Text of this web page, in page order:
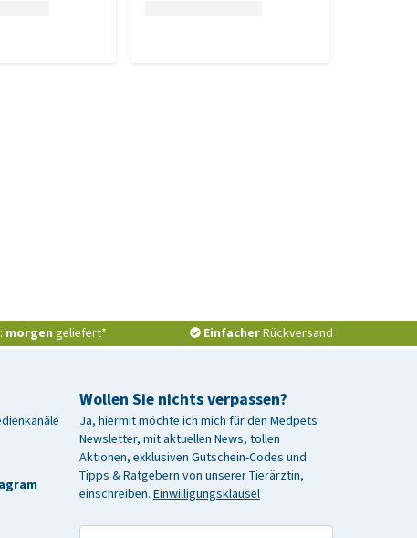
morgen geliefert* EinfacherRückversand
Wollen Sie nichts verpassen?
Ja, hiermit möchte ich mich für den Medpets
Newsletter, mit aktuellen News, tollen
Aktionen, exklusiven Gutschein-Codes und
Tipps & Ratgebern von unserer Tierärztin,
einschreiben. Einwilligungsklausel